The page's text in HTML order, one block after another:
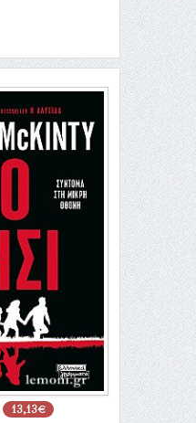
13,13€